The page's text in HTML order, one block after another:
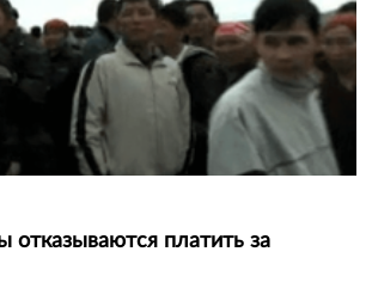
платить за